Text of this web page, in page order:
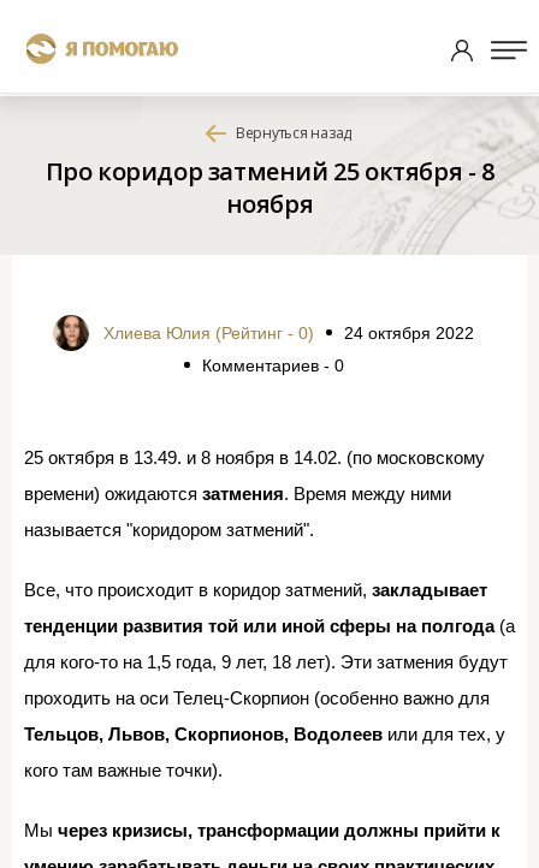
Вернуться назад
Про коридор затмений 25 октября - 8
ноября
Хлиева Юлия (Рейтинг - 0)
24 октября 2022
Комментариев - 0
25 октября в 13.49. и 8 ноября в 14.02. (по московскому
времени) ожидаются затмения. Время между ними
называется "коридором затмений".
Все, что происходит в коридор затмений, закладывает
тенденции развития той или иной сферы на полгода(а
для кого-то на 1,5 года, 9 лет, 18 лет). Эти затмения будут
проходить на оси Телец-Скорпион (особенно важно для
Тельцов, Львов, Скорпионов, Водолеев или для тех, у
кого там важные точки).
Мы через кризисы, трансформации должны прийти к